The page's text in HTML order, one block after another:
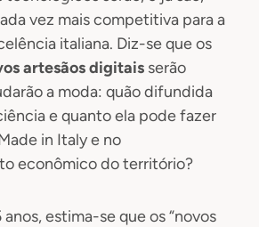
vez mais competitiva para a
italiana. Diz-se que os
artesãos digitais serão
a moda: quão difundida
e quanto ela pode fazer
in Italy e no
econômico do território?
estima-se que os “novos